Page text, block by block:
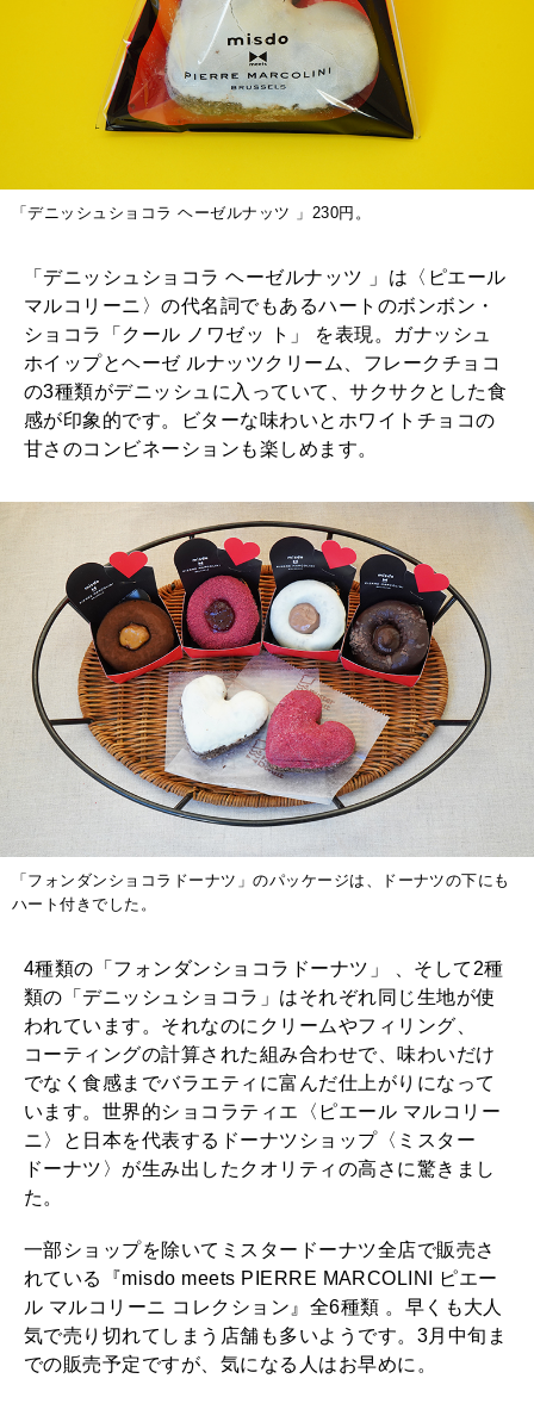
「デニッシュショコラ ヘーゼルナッツ 」230円。
「デニッシュショコラ ヘーゼルナッツ 」は〈ピエール
マルコリーニ〉の代名詞でもあるハートのボンボン・
ショコラ「クール ノワゼッ ト」 を表現。ガナッシュ
ホイップとヘーゼ ルナッツクリーム、フレークチョコ
の3種類がデニッシュに入っていて、サクサクとした食
感が印象的です。ビターな味わいとホワイトチョコの
甘さのコンビネーションも楽しめます。
「フォンダンショコラドーナツ」のパッケージは、ドーナツの下にも
ハート付きでした。
4種類の「フォンダンショコラドーナツ」 、そして2種
類の「デニッシュショコラ」はそれぞれ同じ生地が使
われています。それなのにクリームやフィリング、
コーティングの計算された組み合わせで、味わいだけ
でなく食感までバラエティに富んだ仕上がりになって
います。世界的ショコラティエ〈ピエール マルコリー
ニ〉と日本を代表するドーナツショップ〈ミスター
ドーナツ〉が生み出したクオリティの高さに驚きまし
た。
一部ショップを除いてミスタードーナツ全店で販売さ
れている『misdo meets PIERRE MARCOLINI ピエー
ル マルコリーニ コレクション』全6種類 。早くも大人
気で売り切れてしまう店舗も多いようです。3月中旬ま
での販売予定ですが、気になる人はお早めに。